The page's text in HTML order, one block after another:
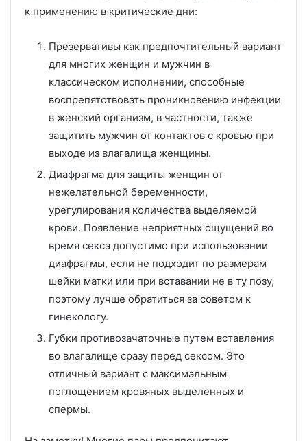
к применению в критические дни:
Презервативы как предпочтительный вариант
для многих женщин и мужчин в
классическом исполнении, способные
воспрепятствовать проникновению инфекции
в женский организм, в частности, также
защитить мужчин от контактов с кровью при
выходе из влагалища женщины.
Диафрагма для защиты женщин от
нежелательной беременности,
урегулирования количества выделяемой
крови. Появление неприятных ощущений во
время секса допустимо при использовании
диафрагмы, если не подходит по размерам
шейки матки или при вставании не в ту позу,
поэтому лучше обратиться за советом к
гинекологу.
Губки противозачаточные путем вставления
во влагалище сразу перед сексом. Это
отличный вариант с максимальным
поглощением кровяных выделенных и
спермы.